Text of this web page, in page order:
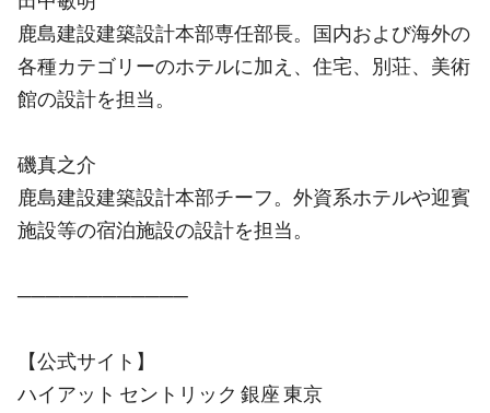
鹿島建設建築設計本部専任部長。国内および海外の
各種カテゴリーのホテルに加え、住宅、別荘、美術
館の設計を担当。
磯真之介
鹿島建設建築設計本部チーフ。外資系ホテルや迎賓
施設等の宿泊施設の設計を担当。
────────────
【公式サイト】
ハイアット セントリック 銀座 東京